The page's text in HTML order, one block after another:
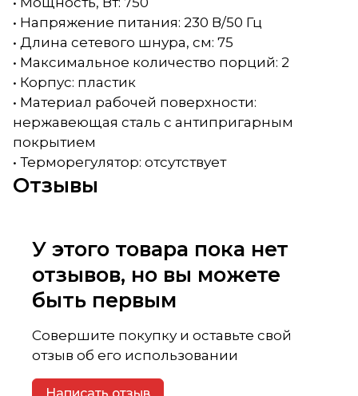
• Напряжение питания: 230 В/50 Гц
• Длина сетевого шнура, см: 75
• Максимальное количество порций: 2
• Корпус: пластик
• Материал рабочей поверхности:
нержавеющая сталь с антипригарным
покрытием
• Терморегулятор: отсутствует
Отзывы
У этого товара пока нет
отзывов, но вы можете
быть первым
Совершите покупку и оставьте свой
отзыв об его использовании